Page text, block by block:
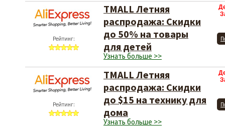
Рейтинг:
TMALL Летняя
распродажа: Скидки
до 50% на товары
для детей
Узнать больше >>
Рейтинг:
TMALL Летняя
распродажа: Скидки
до $15 на технику для
дома
Узнать больше >>